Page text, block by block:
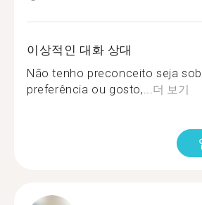
이상적인 대화 상대
Não tenho preconceito seja
preferência ou gosto,...더 보기